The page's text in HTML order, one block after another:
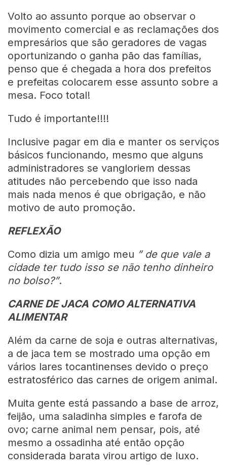
Volto ao assunto porque ao observar o
movimento comercial e as reclamações dos
empresários que são geradores de vagas
oportunizando o ganha pão das famílias,
penso que é chegada a hora dos prefeitos
e prefeitas colocarem esse assunto sobre a
mesa. Foco total!
Tudo é importante!!!!
Inclusive pagar em dia e manter os serviços
básicos funcionando, mesmo que alguns
administradores se vangloriem dessas
atitudes não percebendo que isso nada
mais nada menos é que obrigação, e não
motivo de auto promoção.
REFLEXÃO
Como dizia um amigo meu ” de que vale a
cidade ter tudo isso se não tenho dinheiro
no bolso?”.
CARNE DE JACA COMO ALTERNATIVA
ALIMENTAR
Além da carne de soja e outras alternativas,
a de jaca tem se mostrado uma opção em
vários lares tocantinenses devido o preço
estratosférico das carnes de origem animal.
Muita gente está passando a base de arroz,
feijão, uma saladinha simples e farofa de
ovo; carne animal nem pensar, pois, até
mesmo a ossadinha até então opção
considerada barata virou artigo de luxo.